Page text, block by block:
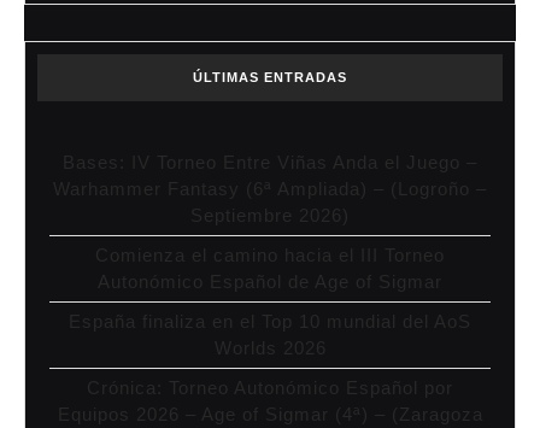
ÚLTIMAS ENTRADAS
Bases: IV Torneo Entre Viñas Anda el Juego –
Warhammer Fantasy (6ª Ampliada) – (Logroño –
Septiembre 2026)
Comienza el camino hacia el III Torneo
Autonómico Español de Age of Sigmar
España finaliza en el Top 10 mundial del AoS
Worlds 2026
Crónica: Torneo Autonómico Español por
Equipos 2026 – Age of Sigmar (4ª) – (Zaragoza